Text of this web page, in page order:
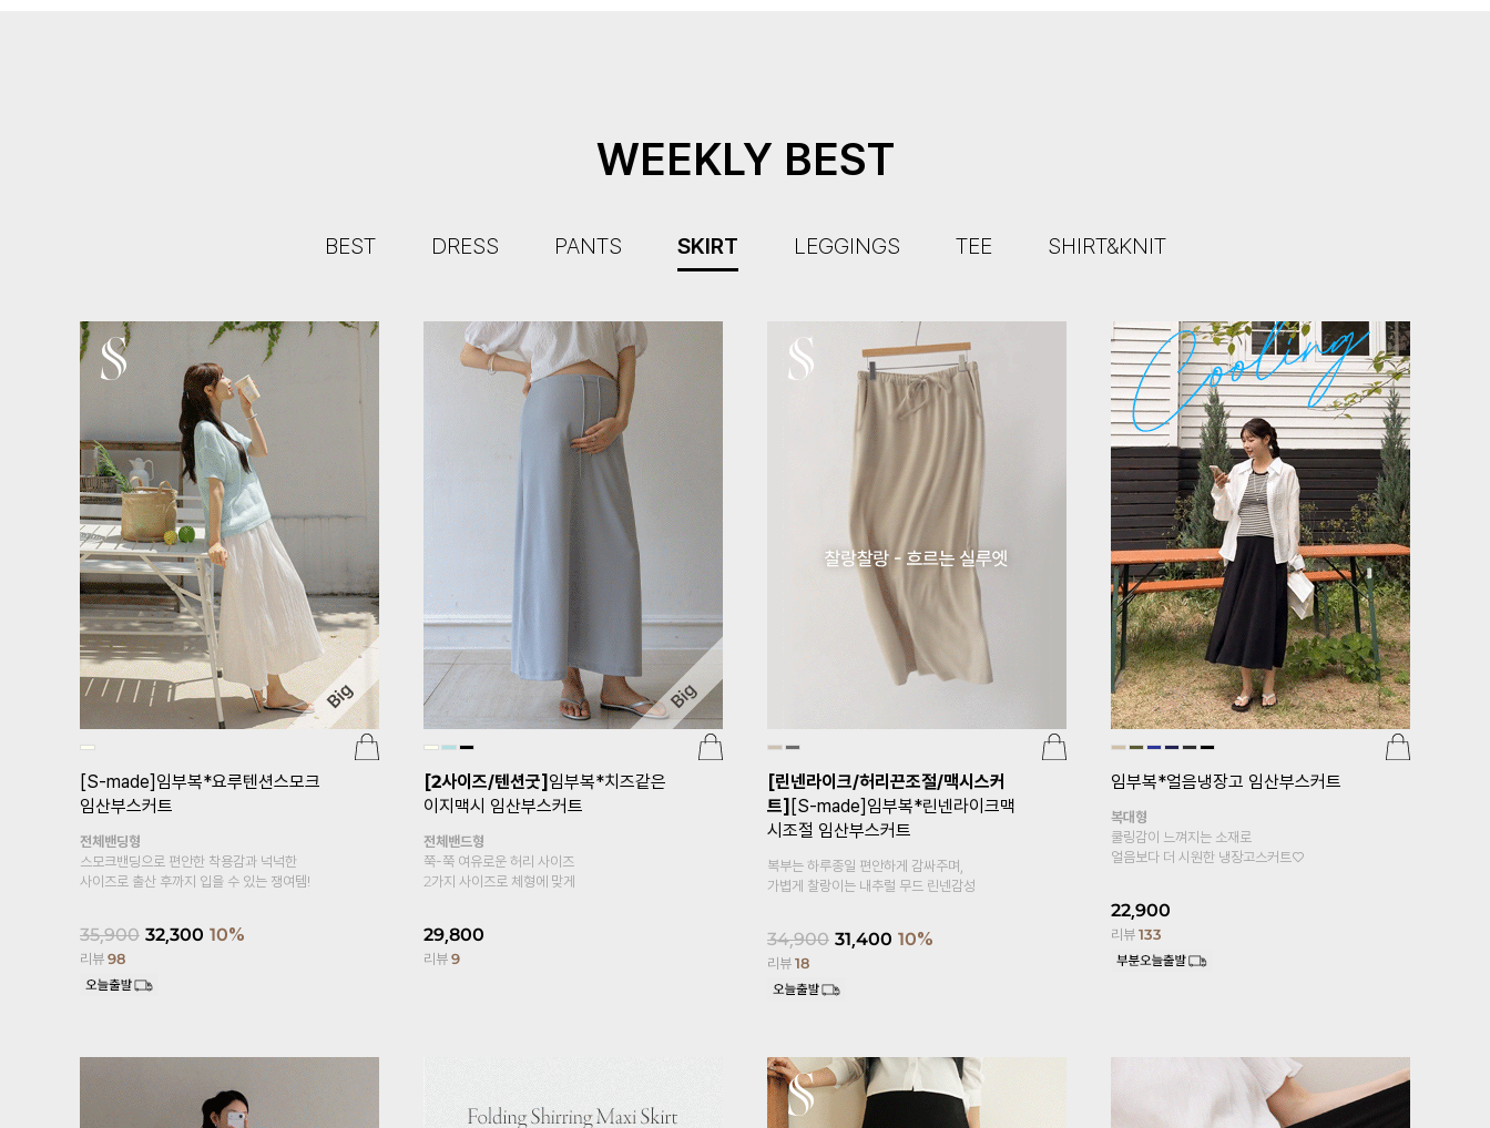
WEEKLY BEST
BEST DRESS PANTS SKIRT LEGGINGS TEE SHIRT&KNIT
[기획특가1+1/여름필수템/2만장돌
파✨]임부복*푸딩스판 5부 임산부레
깅스
복대형
부드러우면서 가볍게 입어보아요~
17,600 15,800 10%
리뷰 2,447
[기획특가1+1][Coolity]임부복*쿨
링터치냉장고5부 임산부레깅스
두겹복대
시원한 쿨링감이 느껴지는
냉장고 소재~
15,800
리뷰 458
[1만장돌파✨/기획특가 1+1]임부복*
말림방지3부 임산부속바지
복대형
속바지 안에 이너 속바지,
홈웨어로 활용도 높은 3부 속바지예요~
18,900 14,900 21%
리뷰 620
[기획특가 1+1]임부복*뉴컴포트 임
산부레깅스
기타형
원피스, 롱티안에 속바지로 입으세요
13,900
리뷰6,102